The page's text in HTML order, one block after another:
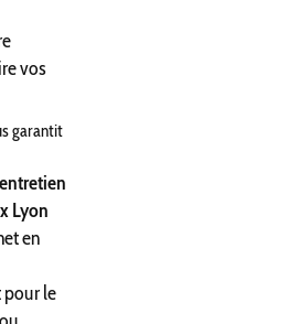
vos
garantit
entretien
Lyon
en
pour le